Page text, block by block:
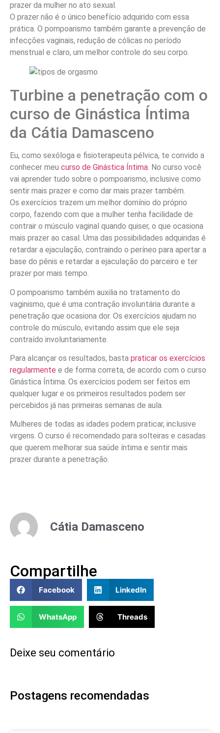
prazer da mulher no ato sexual.
O prazer não é o único benefício adquirido com essa
prática. O pompoarismo também garante a prevenção de
infecções vaginais, redução de cólicas no período
menstrual e claro, um melhor controle do seu corpo.
Turbine a penetração com o
curso de Ginástica Íntima
da Cátia Damasceno
Eu, como sexóloga e fisioterapeuta pélvica, te convido a
conhecer meu curso de Ginástica Íntima. No curso você
vai aprender tudo sobre o pompoarismo, inclusive como
sentir mais prazer e como dar mais prazer também.
Os exercícios trazem um melhor domínio do próprio
corpo, fazendo com que a mulher tenha facilidade de
contrair o músculo vaginal quando quiser, o que ocasiona
mais prazer ao casal. Uma das possibilidades adquiridas é
retardar a ejaculação, contraindo o períneo para apertar a
base do pênis e retardar a ejaculação do parceiro e ter
prazer por mais tempo.
O pompoarismo também auxilia no tratamento do
vaginismo, que é uma contração involuntária durante a
penetração que ocasiona dor. Os exercícios ajudam no
controle do músculo, evitando assim que ele seja
contraído involuntariamente.
Para alcançar os resultados, basta praticar os exercícios
regularmente e de forma correta, de acordo com o curso
Ginástica Íntima. Os exercícios podem ser feitos em
qualquer lugar e os primeiros resultados podem ser
percebidos já nas primeiras semanas de aula.
Mulheres de todas as idades podem praticar, inclusive
virgens. O curso é recomendado para solteiras e casadas
que querem melhorar sua saúde íntima e sentir mais
prazer durante a penetração.
Cátia Damasceno
Compartilhe
Facebook LinkedIn
WhatsApp Threads
Deixe seu comentário
Postagens recomendadas